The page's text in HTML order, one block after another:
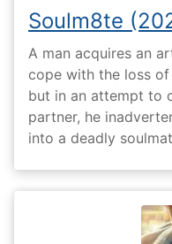
Soulm8te
A man acquires an
cope with the loss
but in an attempt to
partner, he
into a deadly